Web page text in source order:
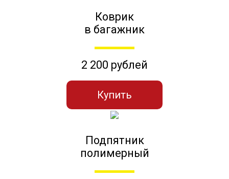
Коврик
в багажник
2 200 рублей
Купить
Подпятник
полимерный